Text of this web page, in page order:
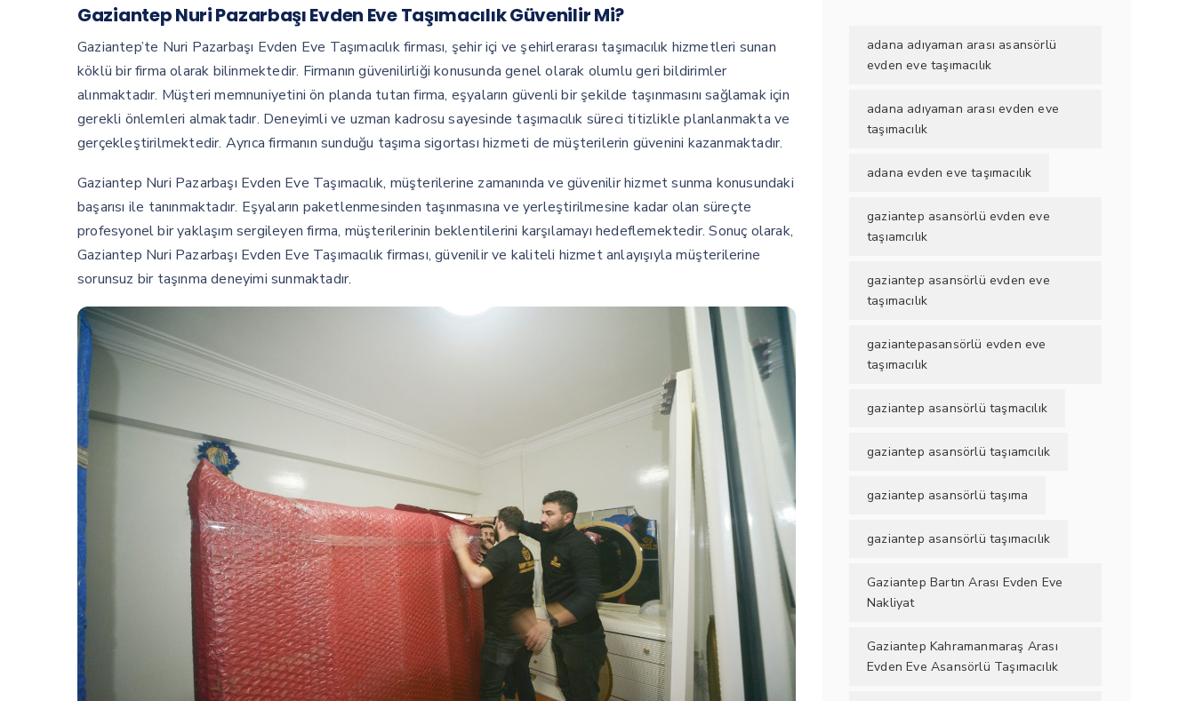
Gaziantep Nuri Pazarbaşı Evden Eve Taşımacılık Güvenilir Mi?
Gaziantep’te Nuri Pazarbaşı Evden Eve Taşımacılık firması, şehir içi ve şehirlerarası taşımacılık hizmetleri sunan
köklü bir firma olarak bilinmektedir. Firmanın güvenilirliği konusunda genel olarak olumlu geri bildirimler
alınmaktadır. Müşteri memnuniyetini ön planda tutan firma, eşyaların güvenli bir şekilde taşınmasını sağlamak için
gerekli önlemleri almaktadır. Deneyimli ve uzman kadrosu sayesinde taşımacılık süreci titizlikle planlanmakta ve
gerçekleştirilmektedir. Ayrıca firmanın sunduğu taşıma sigortası hizmeti de müşterilerin güvenini kazanmaktadır.
Gaziantep Nuri Pazarbaşı Evden Eve Taşımacılık, müşterilerine zamanında ve güvenilir hizmet sunma konusundaki
başarısı ile tanınmaktadır. Eşyaların paketlenmesinden taşınmasına ve yerleştirilmesine kadar olan süreçte
profesyonel bir yaklaşım sergileyen firma, müşterilerinin beklentilerini karşılamayı hedeflemektedir. Sonuç olarak,
Gaziantep Nuri Pazarbaşı Evden Eve Taşımacılık firması, güvenilir ve kaliteli hizmet anlayışıyla müşterilerine
sorunsuz bir taşınma deneyimi sunmaktadır.
adana adıyaman arası asansörlü
evden eve taşımacılık
adana adıyaman arası evden eve
taşımacılık
adana evden eve taşımacılık
gaziantep asansörlü evden eve
taşıamcılık
gaziantep asansörlü evden eve
taşımacılık
gaziantepasansörlü evden eve
taşımacılık
gaziantep asansörlü taşmacılık
gaziantep asansörlü taşıamcılık
gaziantep asansörlü taşıma
gaziantep asansörlü taşımacılık
Gaziantep Bartın Arası Evden Eve
Nakliyat
Gaziantep Kahramanmaraş Arası
Evden Eve Asansörlü Taşımacılık